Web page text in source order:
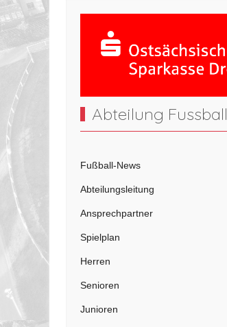
Abteilung Fussball
Fußball-News
Abteilungsleitung
Ansprechpartner
Spielplan
Herren
Senioren
Junioren